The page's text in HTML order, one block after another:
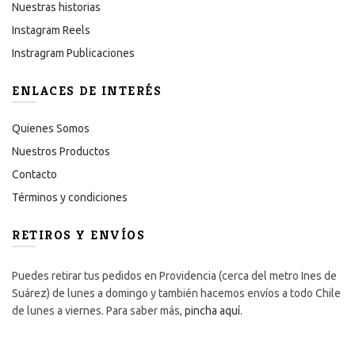
Nuestras historias
Instagram Reels
Instragram Publicaciones
ENLACES DE INTERÉS
Quienes Somos
Nuestros Productos
Contacto
Términos y condiciones
RETIROS Y ENVÍOS
Puedes retirar tus pedidos en Providencia (cerca del metro Ines de
Suárez) de lunes a domingo y también hacemos envíos a todo Chile
de lunes a viernes. Para saber más, pincha aquí.